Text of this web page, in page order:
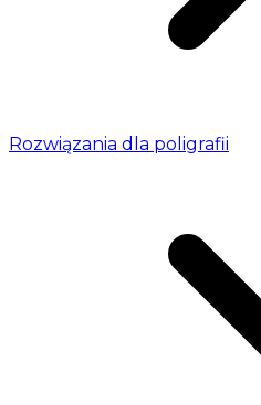
Rozwiązania dla poligrafii